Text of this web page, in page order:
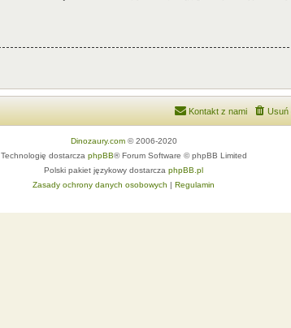
Usuń
Kontakt z nami
Dinozaury.com© 2006-2020
Technologię dostarcza phpBB® Forum Software © phpBB Limited
Polski pakiet językowy dostarcza phpBB.pl
Zasady ochrony danych osobowych | Regulamin